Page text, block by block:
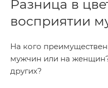
Разница в
восприятии
На кого
мужчин или на
других?